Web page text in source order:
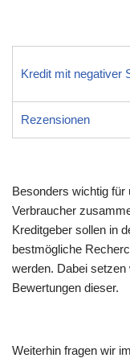
Kredit mit negativer
Rezensionen
Besonders wichtig für
Verbraucher
Kreditgeber sollen in
bestmögliche
werden. Dabei
Bewertungen dieser.
Weiterhin fragen wir